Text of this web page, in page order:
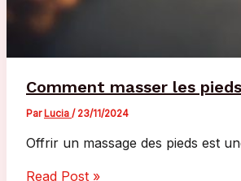
Comment masser les
ParLucia / 23/11/2024
Offrir un massage des pieds est
Comment
Read Post »